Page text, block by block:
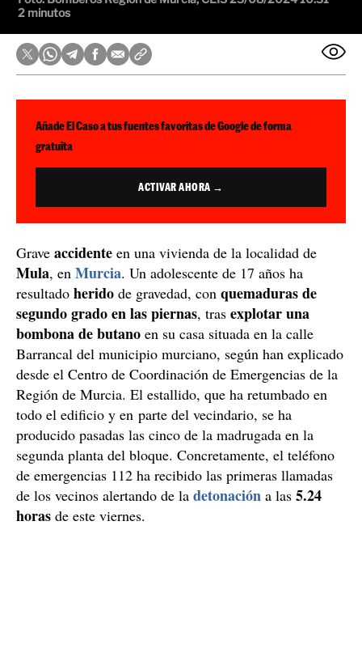
2 minutos
Añade El Caso a tus fuentes favoritas de Google de forma
gratuita
ACTIVAR AHORA →
Grave accidente en una vivienda de la localidad de
Mula, en Murcia. Un adolescente de 17 años ha
resultado herido de gravedad, con quemaduras de
segundo grado en las piernas, tras explotar una
bombona de butano en su casa situada en la calle
Barrancal del municipio murciano, según han explicado
desde el Centro de Coordinación de Emergencias de la
Región de Murcia. El estallido, que ha retumbado en
todo el edificio y en parte del vecindario, se ha
producido pasadas las cinco de la madrugada en la
segunda planta del bloque. Concretamente, el teléfono
de emergencias 112 ha recibido las primeras llamadas
de los vecinos alertando de la detonación a las 5.24
horas de este viernes.